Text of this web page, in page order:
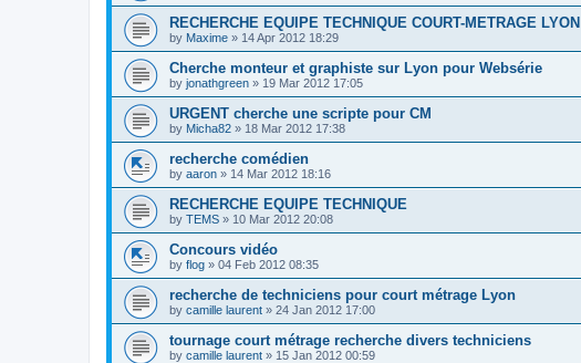
RECHERCHE EQUIPE TECHNIQUE COURT-METRAGE LYON
by Maxime » 14 Apr 2012 18:29
Cherche monteur et graphiste sur Lyon pour Websérie
by jonathgreen » 19 Mar 2012 17:05
URGENT cherche une scripte pour CM
by Micha82 » 18 Mar 2012 17:38
recherche comédien
by aaron » 14 Mar 2012 18:16
RECHERCHE EQUIPE TECHNIQUE
by TEMS » 10 Mar 2012 20:08
Concours vidéo
by flog » 04 Feb 2012 08:35
recherche de techniciens pour court métrage Lyon
by camille laurent » 24 Jan 2012 17:00
tournage court métrage recherche divers techniciens
by camille laurent » 15 Jan 2012 00:59